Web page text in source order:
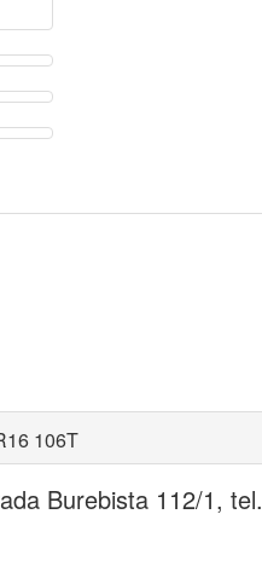
106T
Burebista 112/1, tel.